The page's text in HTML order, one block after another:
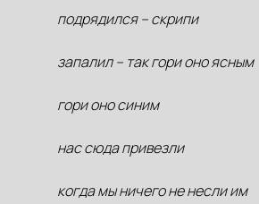
подрядился – скрипи
запалил – так гори оно ясным
гори оно синим
нас сюда привезли
когда мы ничего не несли им